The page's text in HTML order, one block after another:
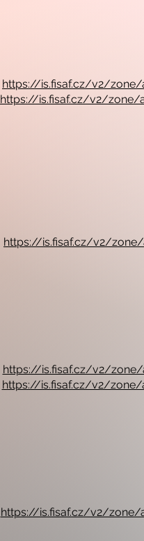
https://is.fisaf.cz/v2/
https://is.fisaf.cz/v2/zone/
https://is.fisaf.cz/v2/
https://is.fisaf.cz/v2/
https://is.fisaf.cz/v2/zone/
https://is.fisaf.cz/v2/zone/